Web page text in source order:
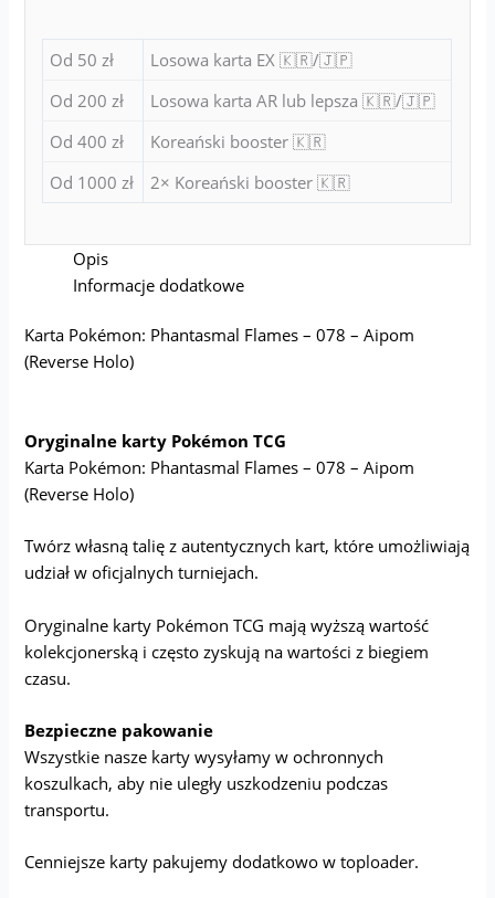
Od 50 zł
Losowa karta EX 🇰🇷/🇯🇵
Od 200 zł
Losowa karta AR lub lepsza 🇰🇷/🇯🇵
Od 400 zł
Koreański booster 🇰🇷
Od 1000 zł
2× Koreański booster 🇰🇷
Opis
Informacje dodatkowe
Karta Pokémon: Phantasmal Flames – 078 – Aipom
(Reverse Holo)
Oryginalne karty Pokémon TCG
Karta Pokémon: Phantasmal Flames – 078 – Aipom
(Reverse Holo)
Twórz własną talię z autentycznych kart, które umożliwiają
udział w oficjalnych turniejach.
Oryginalne karty Pokémon TCG mają wyższą wartość
kolekcjonerską i często zyskują na wartości z biegiem
czasu.
Bezpieczne pakowanie
Wszystkie nasze karty wysyłamy w ochronnych
koszulkach, aby nie uległy uszkodzeniu podczas
transportu.
Cenniejsze karty pakujemy dodatkowo w toploader.